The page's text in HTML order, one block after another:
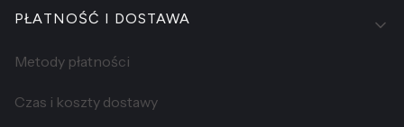
PŁATNOŚĆ I DOSTAWA
Metody płatności
Czas i koszty dostawy